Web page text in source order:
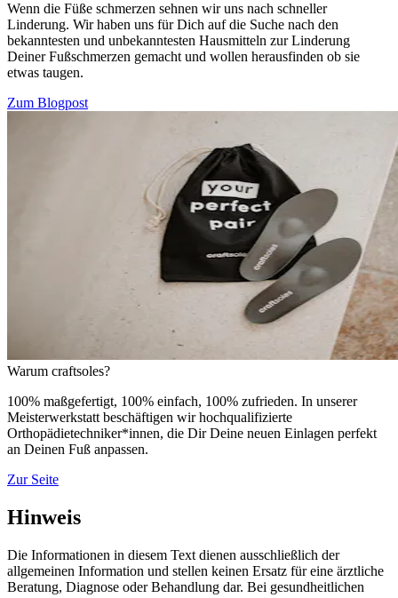
Wenn die Füße schmerzen sehnen wir uns nach schneller
Linderung. Wir haben uns für Dich auf die Suche nach den
bekanntesten und unbekanntesten Hausmitteln zur Linderung
Deiner Fußschmerzen gemacht und wollen herausfinden ob sie
etwas taugen.
Zum Blogpost
Warum craftsoles?
100% maßgefertigt, 100% einfach, 100% zufrieden. In unserer
Meisterwerkstatt beschäftigen wir hochqualifizierte
Orthopädietechniker*innen, die Dir Deine neuen Einlagen perfekt
an Deinen Fuß anpassen.
Zur Seite
Hinweis
Die Informationen in diesem Text dienen ausschließlich der
allgemeinen Information und stellen keinen Ersatz für eine ärztliche
Beratung, Diagnose oder Behandlung dar. Bei gesundheitlichen